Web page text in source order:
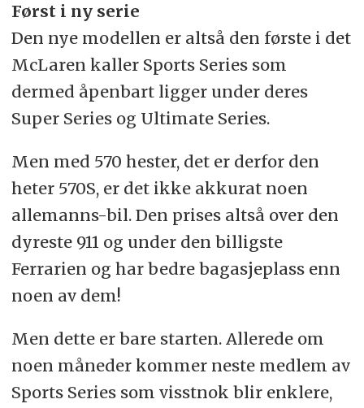
Først i ny serie
Den nye modellen er altså den første i det
McLaren kaller Sports Series som
dermed åpenbart ligger under deres
Super Series og Ultimate Series.
Men med 570 hester, det er derfor den
heter 570S, er det ikke akkurat noen
allemanns-bil. Den prises altså over den
dyreste 911 og under den billigste
Ferrarien og har bedre bagasjeplass enn
noen av dem!
Men dette er bare starten. Allerede om
noen måneder kommer neste medlem av
Sports Series som visstnok blir enklere,